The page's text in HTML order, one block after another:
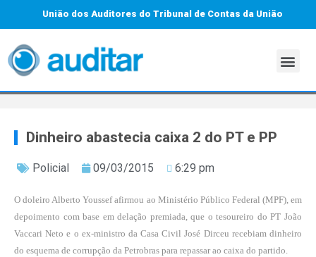
União dos Auditores do Tribunal de Contas da União
Dinheiro abastecia caixa 2 do PT e PP
Policial 09/03/2015 6:29 pm
O doleiro Alberto Youssef afirmou ao Ministério Público Federal (MPF), em
depoimento com base em delação premiada, que o tesoureiro do PT João
Vaccari Neto e o ex-ministro da Casa Civil José Dirceu recebiam dinheiro
do esquema de corrupção da Petrobras para repassar ao caixa do partido.